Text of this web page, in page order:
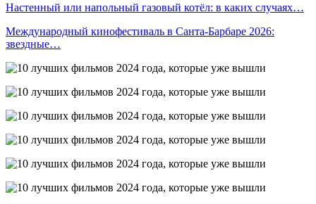
Настенный или напольный газовый котёл: в каких случаях…
Международный кинофестиваль в Санта-Барбаре 2026:
звездные…